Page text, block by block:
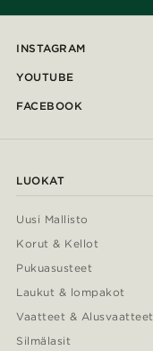
INSTAGRAM
YOUTUBE
FACEBOOK
LUOKAT
Uusi Mallisto
Korut & Kellot
Pukuasusteet
Laukut & lompakot
Vaatteet & Alusvaatteet
Silmälasit